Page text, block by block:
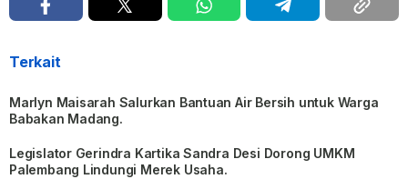
Terkait
Marlyn Maisarah Salurkan Bantuan Air Bersih untuk Warga
Babakan Madang.
Legislator Gerindra Kartika Sandra Desi Dorong UMKM
Palembang Lindungi Merek Usaha.